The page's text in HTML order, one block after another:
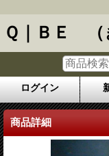
Ｑ｜ＢＥ （
ログイン
商品詳細